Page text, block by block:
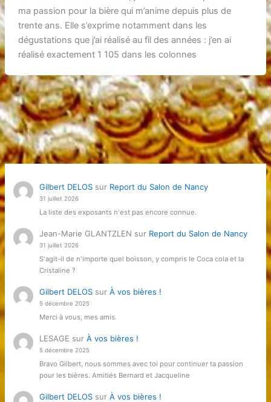
ma passion pour la bière qui m’anime depuis plus de
trente ans. Elle s’exprime notamment dans les
dégustations que j’ai réalisé au fil des années : j’en ai
réalisé exactement 1 105 dans les colonnes
Gilbert DELOSsur Report du Salon de Nancy
31 juillet 2026
La liste des exposants n'est pas encore connue.
Jean-Marie GLANTZLEN sur Report du Salon de Nancy
31 juillet 2026
S'agit-il de n'importe quel boisson, y compris le Coca cola et la
Cristaline ?
Gilbert DELOSsur À vos bières !
5 décembre 2025
Merci à vous, mes amis.
LESAGE sur À vos bières !
5 décembre 2025
Bravo Gilbert, nous sommes avec toi pour continuer ta passion
pour les bières. Amitiés Bernard et Jacqueline
Gilbert DELOSsur À vos bières !